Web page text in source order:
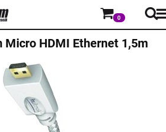
0
HDMI Ethernet 1,5m